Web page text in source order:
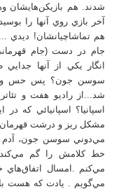
شدند. هم بازيکن‌هايشان
آخر بازي روي آنها را
هم تماشاچيانشان! ديدي
جام در دست (جام
انگار يکي از آنها
سوسن جون؟ پس حس
شد...از راديو هفت و
اسپانيا؟ اسپانيائي که
مشکل ريز و درشت
مي‌دوني سوسن جون، آدم
خط کلامش را گم
مي‌کنم .امسال اتفاق‌هاي
مي‌گويم . يادت که هست